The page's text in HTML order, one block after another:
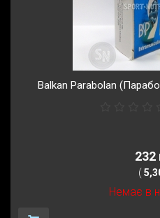
Balkan Parabolan
232
(
Немає в